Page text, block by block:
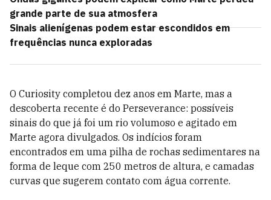
grande parte de sua atmosfera
Sinais alienígenas podem estar escondidos em
frequências nunca exploradas
O Curiosity completou dez anos em Marte, mas a
descoberta recente é do Perseverance: possíveis
sinais do que já foi um rio volumoso e agitado em
Marte agora divulgados. Os indícios foram
encontrados em uma pilha de rochas sedimentares na
forma de leque com 250 metros de altura, e camadas
curvas que sugerem contato com água corrente.